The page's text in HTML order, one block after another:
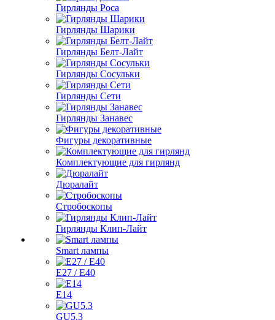
Гирлянды Роса
Гирлянды Шарики
Гирлянды Белт-Лайт
Гирлянды Сосульки
Гирлянды Сети
Гирлянды Занавес
Фигуры декоративные
Комплектующие для гирлянд
Дюралайт
Стробоскопы
Гирлянды Клип-Лайт
Smart лампы
E27 / E40
E14
GU5.3